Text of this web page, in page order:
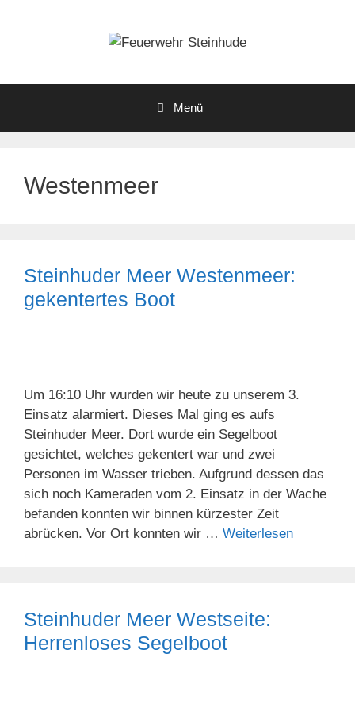
Menü
Westenmeer
Steinhuder Meer Westenmeer:
gekentertes Boot
Um 16:10 Uhr wurden wir heute zu unserem 3.
Einsatz alarmiert. Dieses Mal ging es aufs
Steinhuder Meer. Dort wurde ein Segelboot
gesichtet, welches gekentert war und zwei
Personen im Wasser trieben. Aufgrund dessen das
sich noch Kameraden vom 2. Einsatz in der Wache
befanden konnten wir binnen kürzester Zeit
abrücken. Vor Ort konnten wir … Weiterlesen
Steinhuder Meer Westseite:
Herrenloses Segelboot